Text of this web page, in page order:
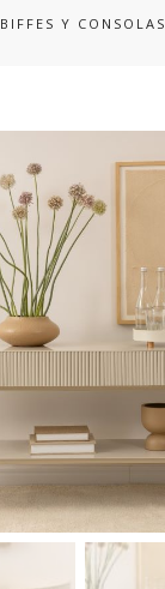
BIFFES Y CONSOLAS